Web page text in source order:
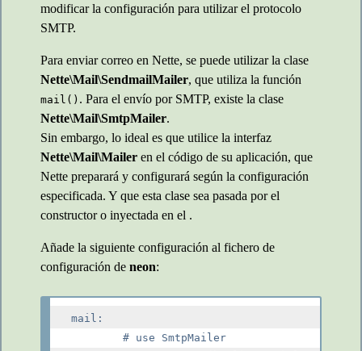
modificar la configuración para utilizar el protocolo
SMTP.
Para enviar correo en Nette, se puede utilizar la clase
Nette\Mail\SendmailMailer, que utiliza la función
mail() . Para el envío por SMTP, existe la clase
Nette\Mail\SmtpMailer.
Sin embargo, lo ideal es que utilice la interfaz
Nette\Mail\Mailer en el código de su aplicación, que
Nette preparará y configurará según la configuración
especificada. Y que esta clase sea pasada por el
constructor o inyectada en el .
Añade la siguiente configuración al fichero de
configuración de neon:
mail: